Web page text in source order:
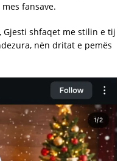
fansave.
shfaqet me stilin e tij
nën dritat e pemës